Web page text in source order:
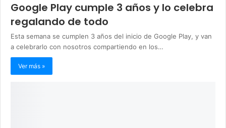
Google Play cumple 3 años y lo celebra
regalando de todo
Esta semana se cumplen 3 años del inicio de Google Play, y van
a celebrarlo con nosotros compartiendo en los…
Ver más »